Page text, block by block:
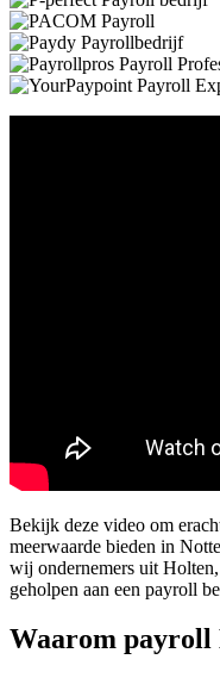
Bekijk deze video om
meerwaarde bieden in
wij ondernemers uit
geholpen aan een payroll
Waarom payroll